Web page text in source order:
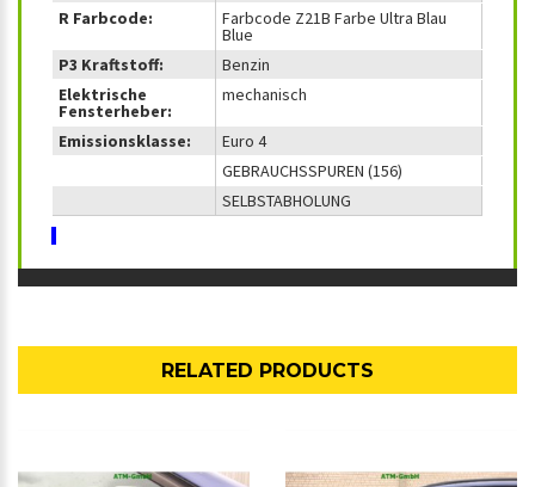
R Farbcode:
Farbcode Z21B Farbe Ultra Blau
Blue
P3 Kraftstoff:
Benzin
Elektrische
Fensterheber:
mechanisch
Emissionsklasse:
Euro 4
GEBRAUCHSSPUREN (156)
SELBSTABHOLUNG
RELATED PRODUCTS